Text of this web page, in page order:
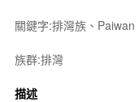
關鍵字:排灣族、
族群:排灣
描述